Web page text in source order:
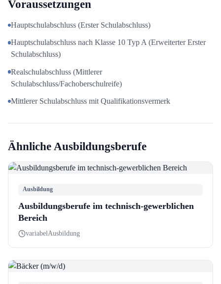
Voraussetzungen
Hauptschulabschluss (Erster Schulabschluss)
Hauptschulabschluss nach Klasse 10 Typ A (Erweiterter Erster
Schulabschluss)
Realschulabschluss (Mittlerer
Schulabschluss/Fachoberschulreife)
Mittlerer Schulabschluss mit Qualifikationsvermerk
Ähnliche Ausbildungsberufe
Ausbildung
Ausbildungsberufe im technisch-gewerblichen
Bereich
variabelAusbildung